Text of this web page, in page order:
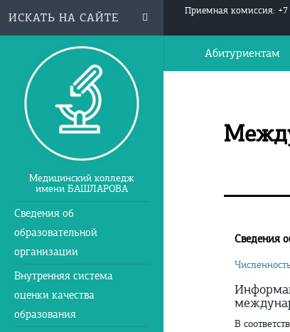
Медицинский колледж
имени БАШЛАРОВА
Сведения об
образовательной
организации
Внутренняя система
оценки качества
образования
Приемная комиссия: +7
Абитуриентам
Сведения
В